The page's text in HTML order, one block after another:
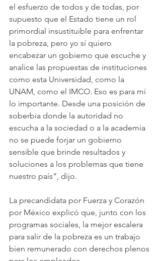
el esfuerzo de todos y de todas, por
supuesto que el Estado tiene un rol
primordial insustituible para enfrentar
la pobreza, pero yo sí quiero
encabezar un gobierno que escuche y
analice las propuestas de instituciones
como esta Universidad, como la
UNAM, como el IMCO. Eso es para mí
lo importante. Desde una posición de
soberbia donde la autoridad no
escucha a la sociedad o a la academia
no se puede forjar un gobierno
sensible que brinde resultados y
soluciones a los problemas que tiene
nuestro país”, dijo.
La precandidata por Fuerza y Corazón
por México explicó que, junto con los
programas sociales, la mejor escalera
para salir de la pobreza es un trabajo
bien remunerado con derechos plenos